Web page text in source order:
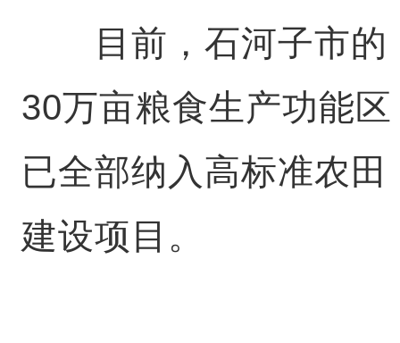
目前，石河子市的
30万亩粮食生产功能区
已全部纳入高标准农田
建设项目。